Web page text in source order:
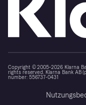
Copyright © 2005-2026 Klarna
rights reserved. Klarna Bank AB
number: 556737-0431